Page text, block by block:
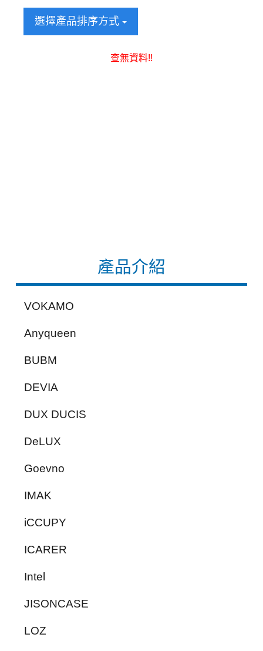
產品介紹
VOKAMO
Anyqueen
BUBM
DEVIA
DUX DUCIS
DeLUX
Goevno
IMAK
iCCUPY
ICARER
Intel
JISONCASE
LOZ
選擇產品排序方式
查無資料!!